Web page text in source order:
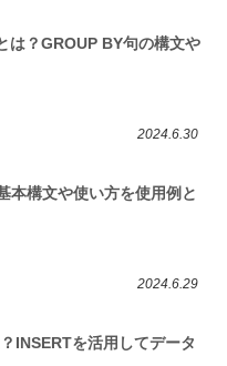
は？GROUP BY句の構文や
2024.6.30
本構文や使い方を使用例と
2024.6.29
INSERTを活用してデータ